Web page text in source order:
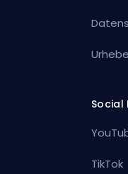
Social
TikTok